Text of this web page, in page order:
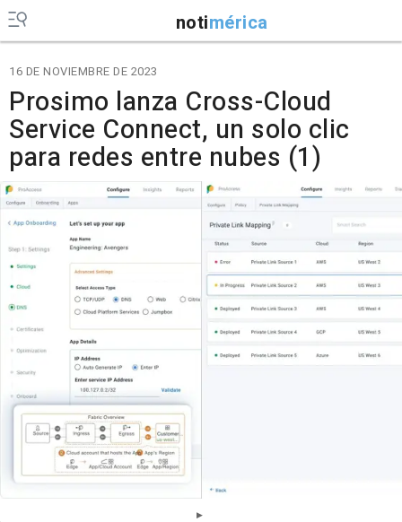
notimérica
16 DE NOVIEMBRE DE 2023
Prosimo lanza Cross-Cloud
Service Connect, un solo clic
para redes entre nubes (1)